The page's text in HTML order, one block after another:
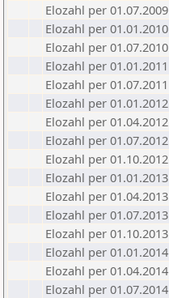
Elozahl per 01.07.2009
Elozahl per 01.01.2010
Elozahl per 01.07.2010
Elozahl per 01.01.2011
Elozahl per 01.07.2011
Elozahl per 01.01.2012
Elozahl per 01.04.2012
Elozahl per 01.07.2012
Elozahl per 01.10.2012
Elozahl per 01.01.2013
Elozahl per 01.04.2013
Elozahl per 01.07.2013
Elozahl per 01.10.2013
Elozahl per 01.01.2014
Elozahl per 01.04.2014
Elozahl per 01.07.2014